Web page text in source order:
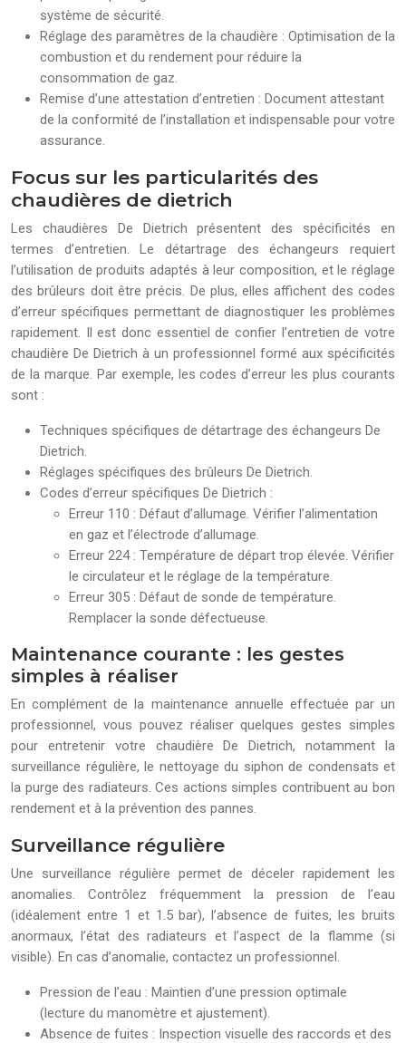
système de sécurité.
Réglage des paramètres de la chaudière : Optimisation de la
combustion et du rendement pour réduire la
consommation de gaz.
Remise d’une attestation d’entretien : Document attestant
de la conformité de l’installation et indispensable pour votre
assurance.
Focus sur les particularités des
chaudières de dietrich
Les chaudières De Dietrich présentent des spécificités en
termes d’entretien. Le détartrage des échangeurs requiert
l’utilisation de produits adaptés à leur composition, et le réglage
des brûleurs doit être précis. De plus, elles affichent des codes
d’erreur spécifiques permettant de diagnostiquer les problèmes
rapidement. Il est donc essentiel de confier l’entretien de votre
chaudière De Dietrich à un professionnel formé aux spécificités
de la marque. Par exemple, les codes d’erreur les plus courants
sont :
Techniques spécifiques de détartrage des échangeurs De
Dietrich.
Réglages spécifiques des brûleurs De Dietrich.
Codes d’erreur spécifiques De Dietrich :
Erreur 110 : Défaut d’allumage. Vérifier l’alimentation
en gaz et l’électrode d’allumage.
Erreur 224 : Température de départ trop élevée. Vérifier
le circulateur et le réglage de la température.
Erreur 305 : Défaut de sonde de température.
Remplacer la sonde défectueuse.
Maintenance courante : les gestes
simples à réaliser
En complément de la maintenance annuelle effectuée par un
professionnel, vous pouvez réaliser quelques gestes simples
pour entretenir votre chaudière De Dietrich, notamment la
surveillance régulière, le nettoyage du siphon de condensats et
la purge des radiateurs. Ces actions simples contribuent au bon
rendement et à la prévention des pannes.
Surveillance régulière
Une surveillance régulière permet de déceler rapidement les
anomalies. Contrôlez fréquemment la pression de l’eau
(idéalement entre 1 et 1.5 bar), l’absence de fuites, les bruits
anormaux, l’état des radiateurs et l’aspect de la flamme (si
visible). En cas d’anomalie, contactez un professionnel.
Pression de l’eau : Maintien d’une pression optimale
(lecture du manomètre et ajustement).
Absence de fuites : Inspection visuelle des raccords et des